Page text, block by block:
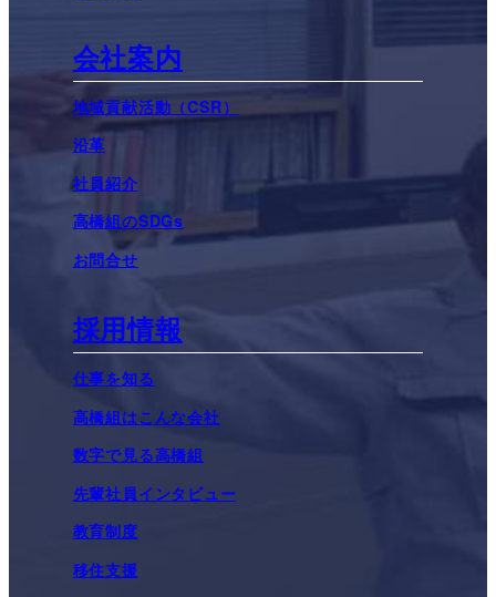
会社案内
地域貢献活動（CSR）
沿革
社員紹介
高橋組のSDGs
お問合せ
採用情報
仕事を知る
高橋組はこんな会社
数字で見る高橋組
先輩社員インタビュー
教育制度
移住支援